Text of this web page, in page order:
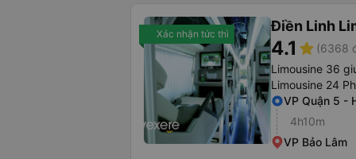
Xác nhận tức thì Điền Linh
4.1 star (6368
Limousine 36
Limousine 24
VP Quận 5 -
4h10m
VP Bảo Lâm